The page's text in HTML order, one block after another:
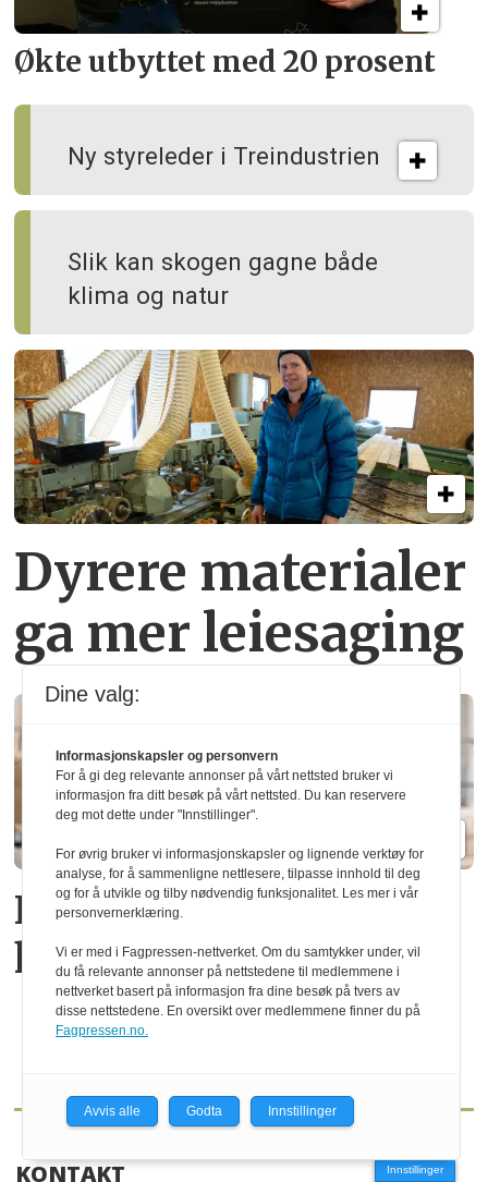
Økte utbyttet med 20 prosent
Ny styreleder i Treindustrien
Slik kan skogen gagne både
klima og natur
Dyrere materialer
ga mer leiesaging
Kristiansen går av som
konsern­sjef i Moelven
KONTAKT Innstillinger
Dine valg:
Informasjonskapsler og personvern
For å gi deg relevante annonser på vårt nettsted bruker vi
informasjon fra ditt besøk på vårt nettsted. Du kan reservere
deg mot dette under "Innstillinger".
For øvrig bruker vi informasjonskapsler og lignende verktøy for
analyse, for å sammenligne nettlesere, tilpasse innhold til deg
og for å utvikle og tilby nødvendig funksjonalitet. Les mer i vår
personvernerklæring.
Vi er med i Fagpressen-nettverket. Om du samtykker under, vil
du få relevante annonser på nettstedene til medlemmene i
nettverket basert på informasjon fra dine besøk på tvers av
disse nettstedene. En oversikt over medlemmene finner du på
Fagpressen.no.
Avvis alle Godta Innstillinger